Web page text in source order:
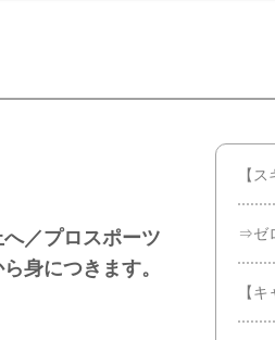
／プロスポーツ
身につきます。
【
⇒ゼ
【